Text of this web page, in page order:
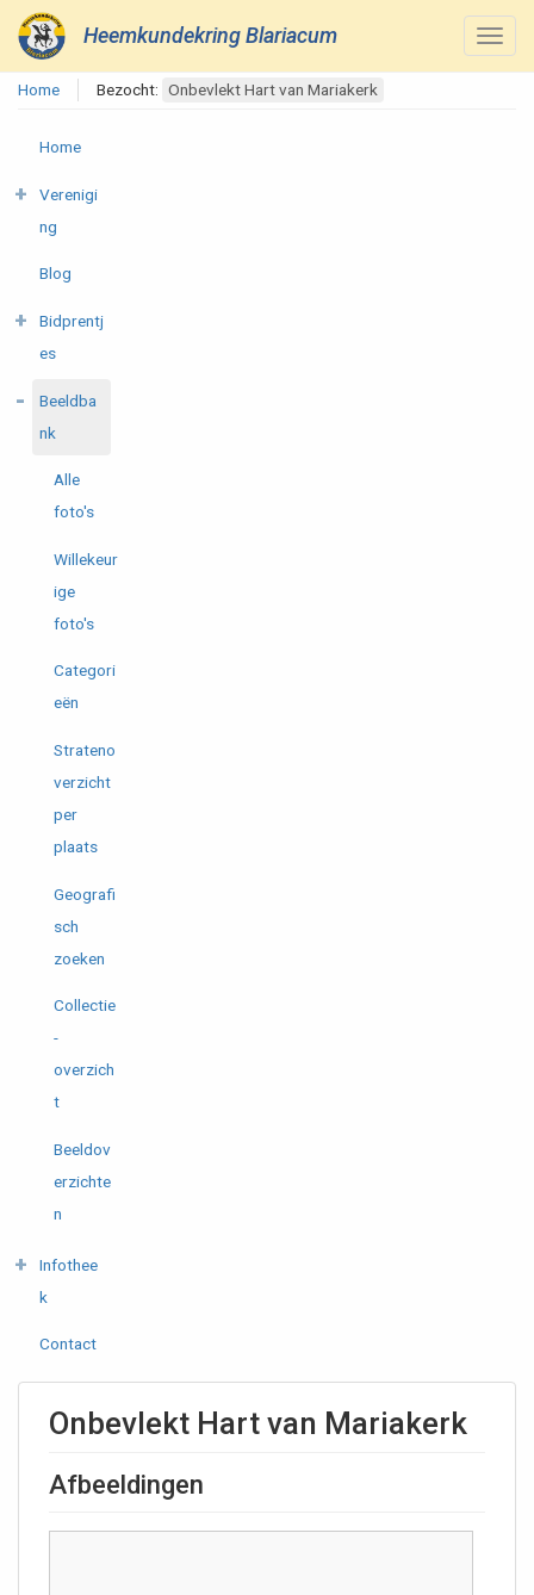
Heemkundekring Blariacum
Home Bezocht: Onbevlekt Hart van Mariakerk
Home
Verenigi
ng
Blog
Bidprentj
es
Beeldba
nk
Alle
foto's
Willekeur
ige
foto's
Categori
eën
Strateno
verzicht
per
plaats
Geografi
sch
zoeken
Collectie
-
overzich
t
Beeldov
erzichte
n
Infothee
k
Contact
Onbevlekt Hart van Mariakerk
Afbeeldingen